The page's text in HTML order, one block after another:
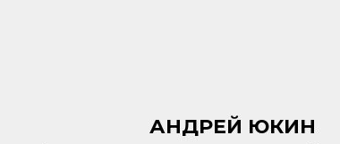
АНДРЕЙ ЮКИН